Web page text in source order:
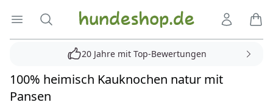
Menü öffnen
Suche Hundeshop.de
20 Jahre mit Top-Bewertungen
100% heimisch Kauknochen natur mit
Pansen